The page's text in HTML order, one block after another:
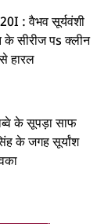
: वैभव सूर्यवंशी
के सीरीज पs क्लीन
हारल
के सूपड़ा साफ
के जगह सूर्यांश